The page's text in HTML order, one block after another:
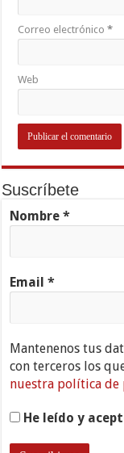
Correo electrónico*
Web
Suscríbete
Nombre*
Email*
Mantenenos tus
con terceros los
nuestra política de
He leído y